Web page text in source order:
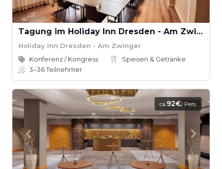
Tagung im Holiday Inn Dresden - Am Zwinger
Holiday Inn Dresden - Am Zwinger
Konferenz / Kongress
Speisen & Getränke
3–36Teilnehmer
ca.92€/ Pers.